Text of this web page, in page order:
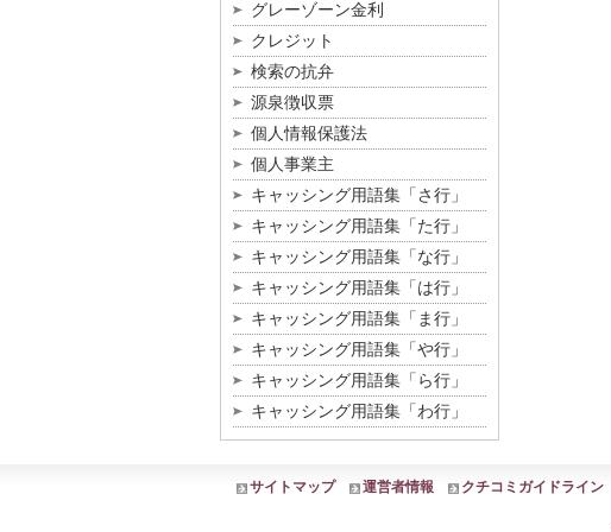
グレーゾーン金利
クレジット
検索の抗弁
源泉徴収票
個人情報保護法
個人事業主
キャッシング用語集「さ行」
キャッシング用語集「た行」
キャッシング用語集「な行」
キャッシング用語集「は行」
キャッシング用語集「ま行」
キャッシング用語集「や行」
キャッシング用語集「ら行」
キャッシング用語集「わ行」
サイトマップ 運営者情報 クチコミガイドライン